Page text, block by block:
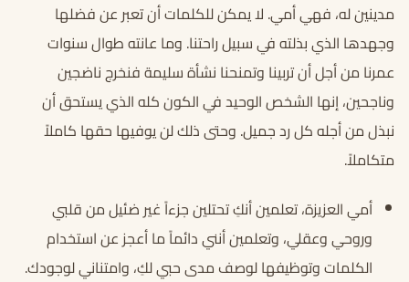
مدينين له، فهي أمي. لا يمكن للكلمات أن تعبر عن فضلها
وجهدها الذي بذلته في سبيل راحتنا. وما عانته طوال سنوات
عمرنا من أجل أن تربينا وتمنحنا نشأة سليمة فنخرج ناضجين
وناجحين، إنها الشخص الوحيد في الكون كله الذي يستحق أن
نبذل من أجله كل رد جميل. وحتى ذلك لن يوفيها حقها كاملاً
متكاملاً.
أمي العزيزة، تعلمين أنكِ تحتلين جزءاً غير ضئيل من قلبي
وروحي وعقلي، وتعلمين أنني دائماً ما أعجز عن استخدام
الكلمات وتوظيفها لوصف مدى حبي لكِ، وامتناني لوجودك.